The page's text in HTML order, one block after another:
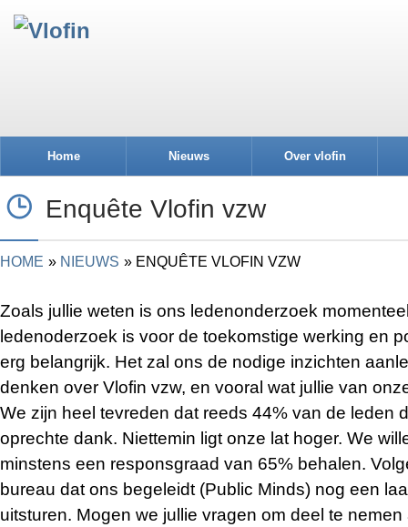
Home Nieuws Over vlofin
Enquête Vlofin vzw
HOME NIEUWS ENQUÊTE VLOFIN VZW
Zoals jullie weten is ons ledenonderzoek
ledenoderzoek is voor de toekomstige werking en
erg belangrijk. Het zal ons de nodige inzichten
denken over Vlofin vzw, en vooral wat jullie van
We zijn heel tevreden dat reeds 44% van de leden
oprechte dank. Niettemin ligt onze lat hoger. We
minstens een responsgraad van 65% behalen.
bureau dat ons begeleidt (Public Minds) nog een
uitsturen. Mogen we jullie vragen om deel te